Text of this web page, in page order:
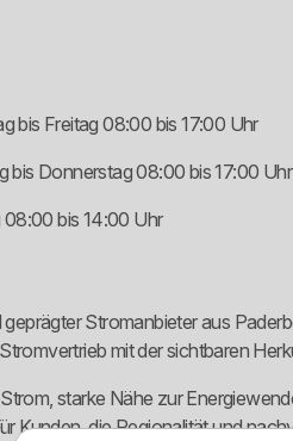
bis Freitag 08:00 bis 17:00 Uhr
bis Donnerstag 08:00 bis 17:00 Uhr
bis 14:00 Uhr
Stromanbieter aus
mit der sichtbaren
starke Nähe zur
Kunden, die Regionalität und